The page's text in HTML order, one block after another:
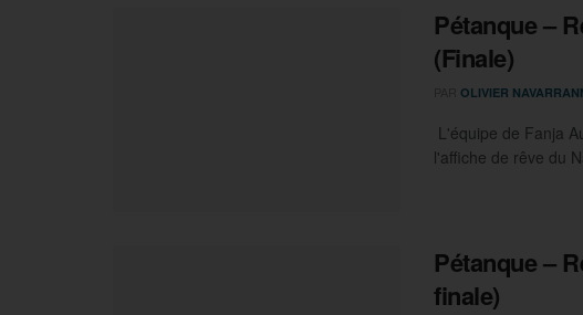
Pétanque –
(Finale)
OLIVIER
L'équipe de Fanja
l'affiche de rêve du
Pétanque –
finale)